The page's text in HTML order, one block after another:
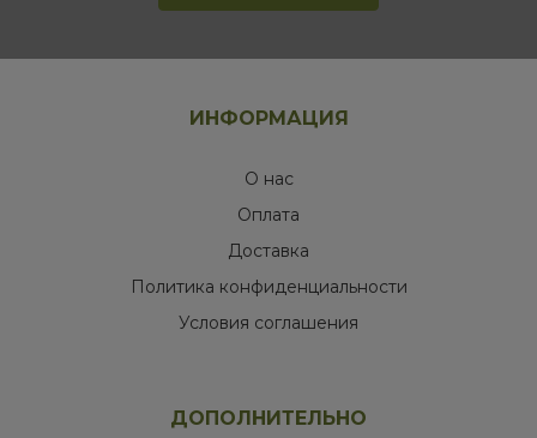
ИНФОРМАЦИЯ
О нас
Оплата
Доставка
Политика конфиденциальности
Условия соглашения
ДОПОЛНИТЕЛЬНО